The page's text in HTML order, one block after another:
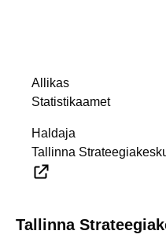
Allikas
Statistikaamet
Haldaja
Tallinna
Tallinna